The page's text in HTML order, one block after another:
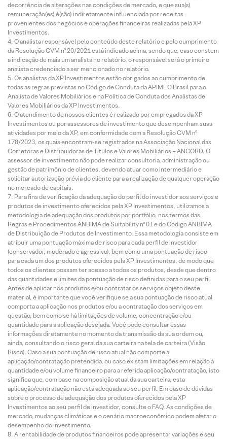
decorrência de alterações nas condições de mercado, e que sua(s)
remuneração(es) é(são) indiretamente influenciada por receitas
provenientes dos negócios e operações financeiras realizadas pela XP
Investimentos.
O analista responsável pelo conteúdo deste relatório e pelo cumprimento
da Resolução CVM nº 20/2021 está indicado acima, sendo que, caso constem
a indicação de mais um analista no relatório, o responsável será o primeiro
analista credenciado a ser mencionado no relatório.
Os analistas da XP Investimentos estão obrigados ao cumprimento de
todas as regras previstas no Código de Conduta da APIMEC Brasil para o
Analista de Valores Mobiliários e na Política de Conduta dos Analistas de
Valores Mobiliários da XP Investimentos.
O atendimento de nossos clientes é realizado por empregados da XP
Investimentos ou por assessores de investimento que desempenham suas
atividades por meio da XP, em conformidade com a Resolução CVM nº
178/2023, os quais encontram-se registrados na Associação Nacional das
Corretoras e Distribuidoras de Títulos e Valores Mobiliários – ANCORD. O
assessor de investimento não pode realizar consultoria, administração ou
gestão de patrimônio de clientes, devendo atuar como intermediário e
solicitar autorização prévia do cliente para a realização de qualquer operação
no mercado de capitais.
Para fins de verificação da adequação do perfil do investidor aos serviços e
produtos de investimento oferecidos pela XP Investimentos, utilizamos a
metodologia de adequação dos produtos por portfólio, nos termos das
Regras e Procedimentos ANBIMA de Suitability nº 01 e do Código ANBIMA
de Distribuição de Produtos de Investimento. Essa metodologia consiste em
atribuir uma pontuação máxima de risco para cada perfil de investidor
(conservador, moderado e agressivo), bem como uma pontuação de risco
para cada um dos produtos oferecidos pela XP Investimentos, de modo que
todos os clientes possam ter acesso a todos os produtos, desde que dentro
das quantidades e limites da pontuação de risco definidas para o seu perfil.
Antes de aplicar nos produtos e/ou contratar os serviços objeto deste
material, é importante que você verifique se a sua pontuação de risco atual
comporta a aplicação nos produtos e/ou a contratação dos serviços em
questão, bem como se há limitações de volume, concentração e/ou
quantidade para a aplicação desejada. Você pode consultar essas
informações diretamente no momento da transmissão da sua ordem ou,
ainda, consultando o risco geral da sua carteira na tela de carteira (Visão
Risco). Caso a sua pontuação de risco atual não comporte a
aplicação/contratação pretendida, ou caso existam limitações em relação à
quantidade e/ou volume financeiro para a referida aplicação/contratação, isto
significa que, com base na composição atual da sua carteira, esta
aplicação/contratação não está adequada ao seu perfil. Em caso de dúvidas
sobre o processo de adequação dos produtos oferecidos pela XP
Investimentos ao seu perfil de investidor, consulte o FAQ. As condições de
mercado, mudanças climáticas e o cenário macroeconômico podem afetar o
desempenho do investimento.
A rentabilidade de produtos financeiros pode apresentar variações e seu